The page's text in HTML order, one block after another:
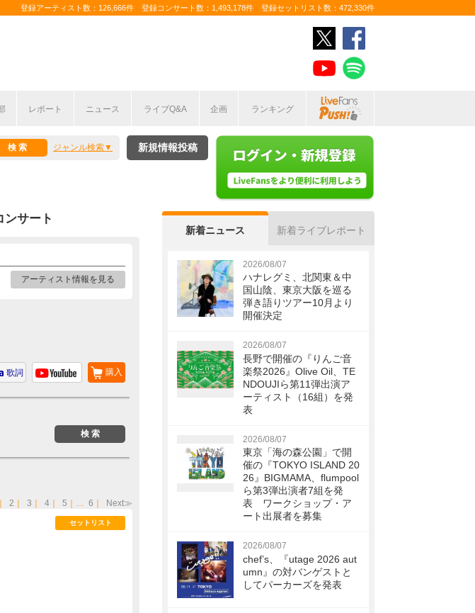
登録アーティスト数：126,666件 登録コンサート数：1,493,178件 登録セットリスト数：472,330件
レポート ニュース ライブQ&A 企画 ランキング
ジャンル検索 新規情報投稿
ンサート
アーティスト情報を見る
購入
歌詞
｜ 2 ｜ 3 ｜ 4 ｜ 5 ｜… 6 ｜ Next≫
セットリスト
新着ニュース 新着ライブレポート
2026/08/07
ハナレグミ、北関東＆中
国山陰、東京大阪を巡る
弾き語りツアー10月より
開催決定
2026/08/07
長野で開催の『りんご音
楽祭2026』Olive Oil、TE
NDOUJIら第11弾出演ア
ーティスト（16組）を発
表
2026/08/07
東京「海の森公園」で開
催の『TOKYO ISLAND 20
26』BIGMAMA、flumpool
ら第3弾出演者7組を発
表 ワークショップ・ア
ート出展者を募集
2026/08/07
chef’s、『utage 2026 aut
umn』の対バンゲストと
してパーカーズを発表